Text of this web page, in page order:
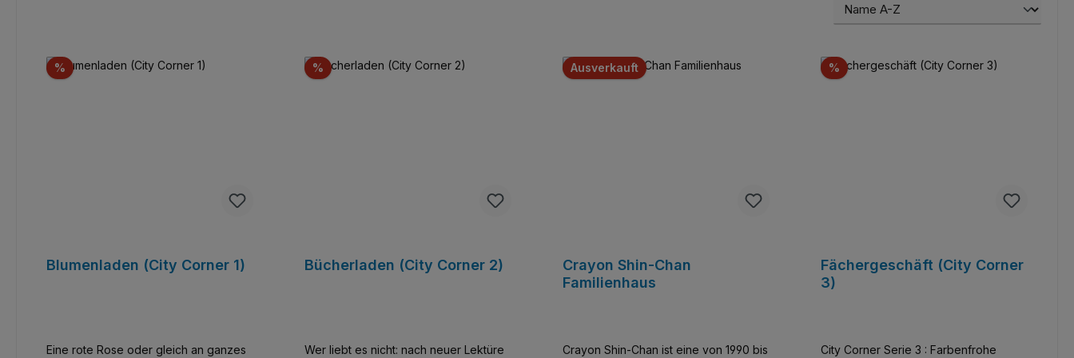
% Rabatt
Blumenladen (City Corner 1)
Eine rote Rose oder gleich an ganzes
% Rabatt
Bücherladen (City Corner 2)
Wer liebt es nicht: nach neuer Lektüre
Ausverkauft
Crayon Shin-Chan
Familienhaus
Crayon Shin-Chan ist eine von 1990 bis
% Rabatt
Fächergeschäft (City Corner
3)
City Corner Serie 3 : Farbenfrohe